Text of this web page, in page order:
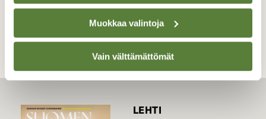
Muokkaa valintoja
Vain välttämättömät
LEHTI